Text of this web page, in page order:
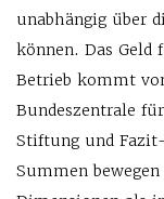
unabhängig über
können. Das
Betrieb kommt
Bundeszentrale
Stiftung und
Summen